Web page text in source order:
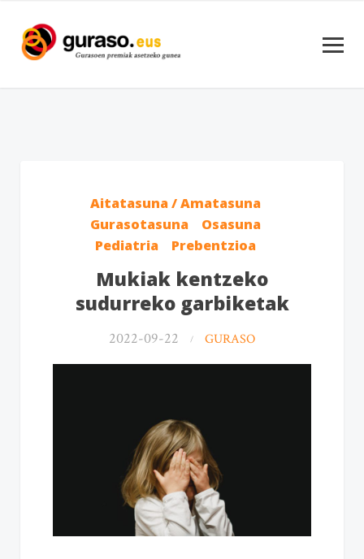
Aitatasuna / Amatasuna
Gurasotasuna
Osasuna
Pediatria
Prebentzioa
Mukiak kentzeko
sudurreko garbiketak
2022-09-22 GURASO